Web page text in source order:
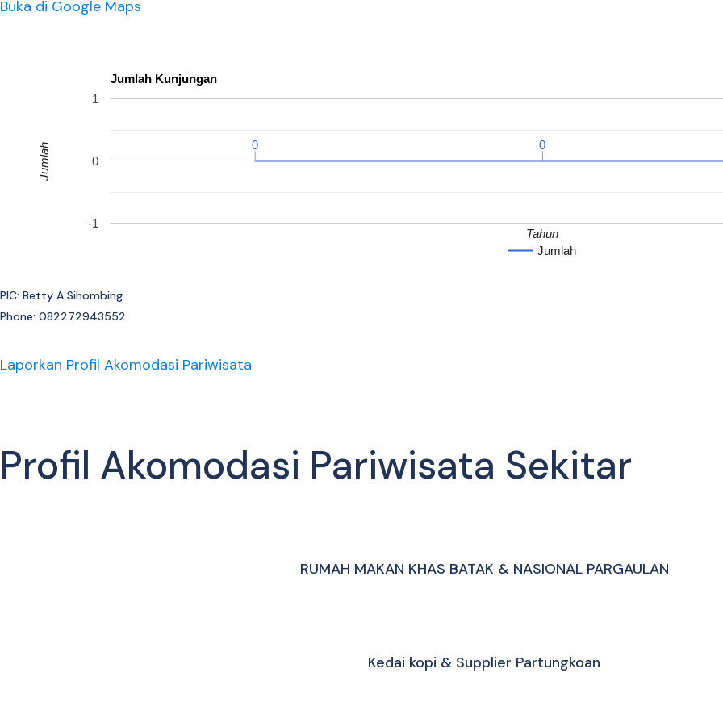
Buka di Google Maps
Jumlah Kunjungan
Jumlah
-1
0
1
0
0 0
0
Tahun
Jumlah
PIC: Betty A Sihombing
Phone: 082272943552
Laporkan Profil Akomodasi Pariwisata
Profil Akomodasi Pariwisata Sekitar
RUMAH MAKAN KHAS BATAK & NASIONAL PARGAULAN
Kedai kopi & Supplier Partungkoan